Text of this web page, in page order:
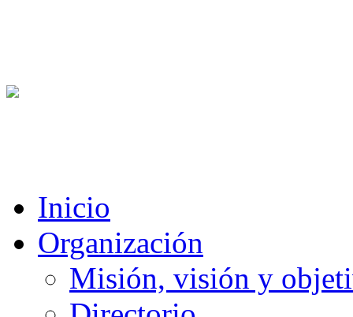
Inicio
Organización
Misión, visión y